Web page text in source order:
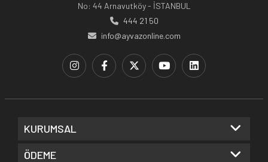
No: 44 Arnavutköy - İSTANBUL
444 21 50
info@ayvazonline.com
KURUMSAL
ÖDEME